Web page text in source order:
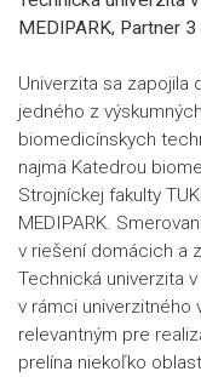
MEDIPARK, Partner 3
Univerzita sa zapojila
jedného z
biomedicínskych
najmä Katedrou
Strojníckej fakulty
MEDIPARK.
v riešení domácich a
Technická univerzita
v rámci univerzitného
relevantným pre
prelína niekoľko